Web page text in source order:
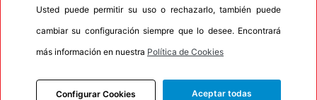
DESCRIPCIÓN
Usted puede permitir su uso o rechazarlo, también puede
cambiar su configuración siempre que lo desee. Encontrará
más información en nuestra Política de Cookies
Configurar Cookies Aceptar todas